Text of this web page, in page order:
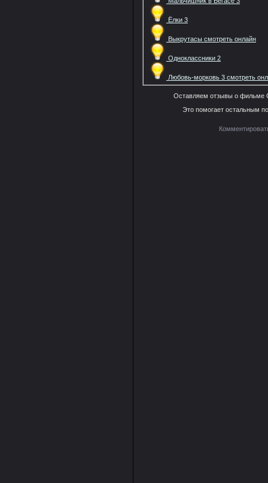
Ёлки 3
Выкрутасы смотреть онлайн
Одноклассники 2
Любовь-морковь 3 смотреть
Оставляем отзывы о фильме
Это помогает остальным